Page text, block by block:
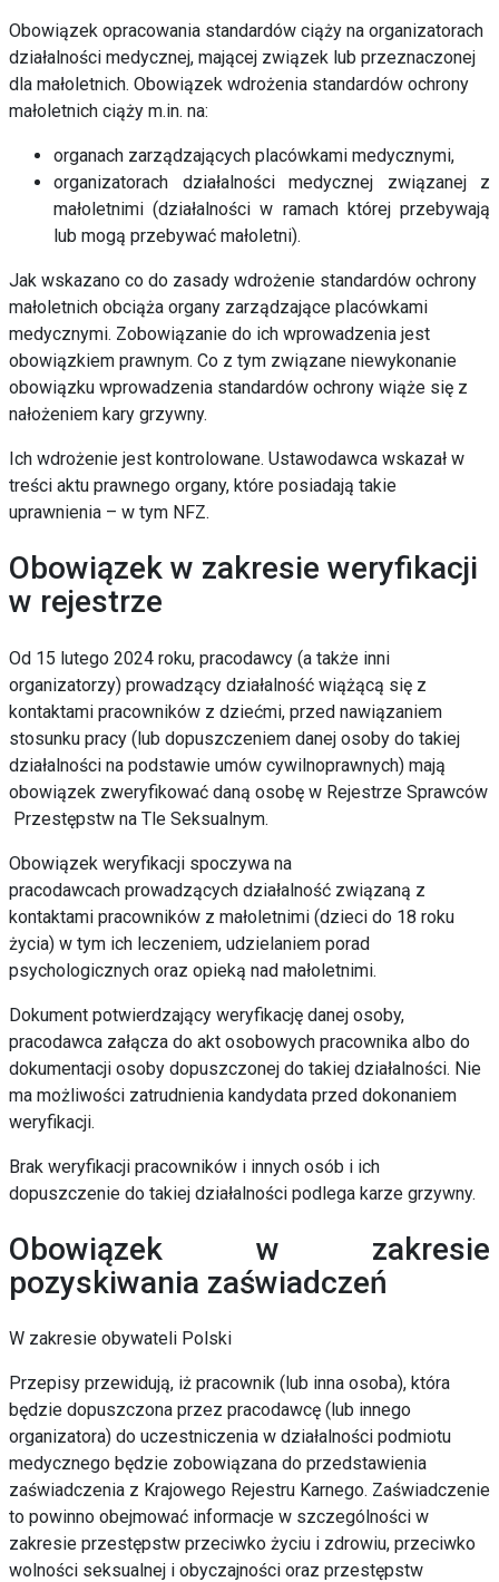
Obowiązek opracowania standardów ciąży na organizatorach
działalności medycznej, mającej związek lub przeznaczonej
dla małoletnich. Obowiązek wdrożenia standardów ochrony
małoletnich ciąży m.in. na:
organach zarządzających placówkami medycznymi,
organizatorach działalności medycznej związanej z
małoletnimi (działalności w ramach której przebywają
lub mogą przebywać małoletni).
Jak wskazano co do zasady wdrożenie standardów ochrony
małoletnich obciąża organy zarządzające placówkami
medycznymi. Zobowiązanie do ich wprowadzenia jest
obowiązkiem prawnym. Co z tym związane niewykonanie
obowiązku wprowadzenia standardów ochrony wiąże się z
nałożeniem kary grzywny.
Ich wdrożenie jest kontrolowane. Ustawodawca wskazał w
treści aktu prawnego organy, które posiadają takie
uprawnienia – w tym NFZ.
Obowiązek w zakresie weryfikacji
w rejestrze
Od 15 lutego 2024 roku, pracodawcy (a także inni
organizatorzy) prowadzący działalność wiążącą się z
kontaktami pracowników z dziećmi, przed nawiązaniem
stosunku pracy (lub dopuszczeniem danej osoby do takiej
działalności na podstawie umów cywilnoprawnych) mają
obowiązek zweryfikować daną osobę w Rejestrze Sprawców
Przestępstw na Tle Seksualnym.
Obowiązek weryfikacji spoczywa na
pracodawcach prowadzących działalność związaną z
kontaktami pracowników z małoletnimi (dzieci do 18 roku
życia) w tym ich leczeniem, udzielaniem porad
psychologicznych oraz opieką nad małoletnimi.
Dokument potwierdzający weryfikację danej osoby,
pracodawca załącza do akt osobowych pracownika albo do
dokumentacji osoby dopuszczonej do takiej działalności. Nie
ma możliwości zatrudnienia kandydata przed dokonaniem
weryfikacji.
Brak weryfikacji pracowników i innych osób i ich
dopuszczenie do takiej działalności podlega karze grzywny.
Obowiązek w zakresie
pozyskiwania zaświadczeń
W zakresie obywateli Polski
Przepisy przewidują, iż pracownik (lub inna osoba), która
będzie dopuszczona przez pracodawcę (lub innego
organizatora) do uczestniczenia w działalności podmiotu
medycznego będzie zobowiązana do przedstawienia
zaświadczenia z Krajowego Rejestru Karnego. Zaświadczenie
to powinno obejmować informacje w szczególności w
zakresie przestępstw przeciwko życiu i zdrowiu, przeciwko
wolności seksualnej i obyczajności oraz przestępstw